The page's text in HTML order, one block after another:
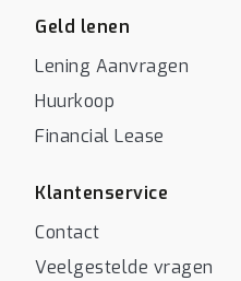
Geld lenen
Lening Aanvragen
Huurkoop
Financial Lease
Klantenservice
Contact
Veelgestelde vragen